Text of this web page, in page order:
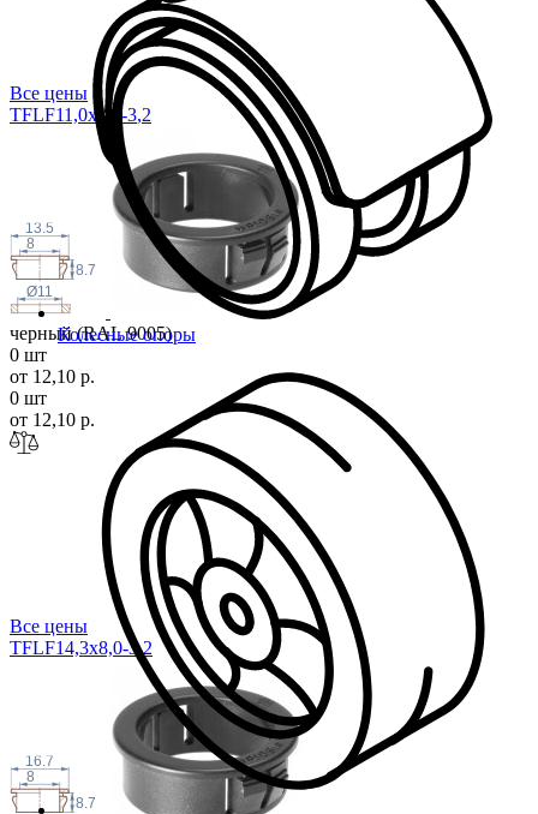
Колесные опоры
Все цены
TFLF11,0x8,0-3,2
8.7
Ø11
8
13.5
черный (RAL 9005)
0 шт
от 12,10 р.
0 шт
от 12,10 р.
Все цены
TFLF14,3x8,0-3,2
8.7
8
16.7